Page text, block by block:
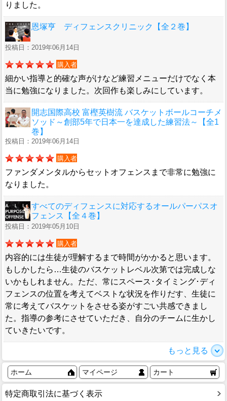
りました。
恩塚亨 ディフェンスクリニック【全２巻】
投稿日：2019年06月14日
購入者
細かい指導と的確な声がけなど練習メニューだけでなく本
当に勉強になりました。次回作も楽しみにしています。
開志国際高校 富樫英樹流 バスケットボールコーチメ
ソッド～創部5年で日本一を達成した練習法～【全1
巻】
投稿日：2019年06月14日
購入者
ファンダメンタルからセットオフェンスまで非常に勉強に
なりました。
すべてのディフェンスに対応するオールパーパスオ
フェンス【全４巻】
投稿日：2019年05月10日
購入者
内容的には生徒が理解するまで時間がかかると思います。
もしかしたら…生徒のバスケットレベル次第では完成しな
いかもしれません。ただ、常にスペース･タイミング･ディ
フェンスの位置を考えてベストな状況を作りだす、生徒に
常に考えてバスケットをさせる姿がすごい共感できまし
た。指導の参考にさせていただき、自分のチームに生かし
ていきたいです。
もっと見る
ホーム マイページ カート
特定商取引法に基づく表示